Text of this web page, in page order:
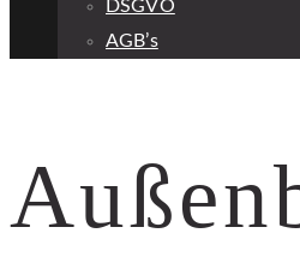
DSGVO
AGB’s